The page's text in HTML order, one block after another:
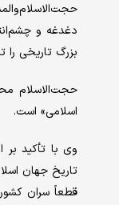
دغدغه و
بزرگ تاریخی را
حجت‌الاسلام
اسلامی» است.
وی با تأکید
تاریخ جهان
قطعاً سران